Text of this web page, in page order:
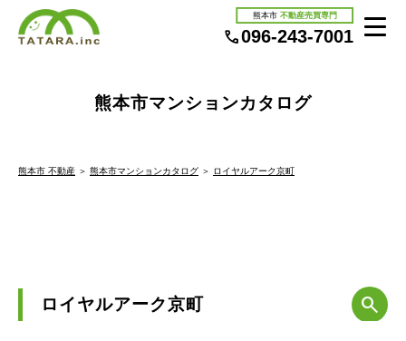
熊本市 不動産売買専門
096-243-7001
熊本市マンションカタログ
熊本市 不動産 ＞ 熊本市マンションカタログ ＞ ロイヤルアーク京町
ロイヤルアーク京町